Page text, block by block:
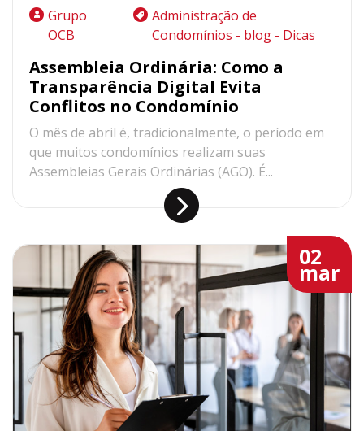
Grupo
OCB
Administração de
Condomínios - blog - Dicas
Assembleia Ordinária: Como a
Transparência Digital Evita
Conflitos no Condomínio
O mês de abril é, tradicionalmente, o período em
que muitos condomínios realizam suas
Assembleias Gerais Ordinárias (AGO). É...
02
mar